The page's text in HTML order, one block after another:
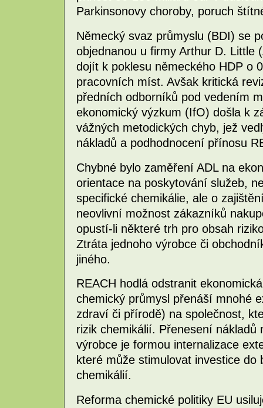
Parkinsonovy choroby, poruch
Německý svaz průmyslu (BDI) se
objednanou u firmy Arthur D. Little
dojít k poklesu německého HDP o
pracovních míst. Avšak kritická
předních odborníků pod vedením
ekonomický výzkum (IfO) došla k
vážných metodických chyb, jež
nákladů a podhodnocení přínosu
Chybné bylo zaměření ADL na
orientace na poskytování služeb,
specifické chemikálie, ale o
neovlivní možnost zákazníků
opustí-li některé trh pro obsah
Ztráta jednoho výrobce či
jiného.
REACH hodlá odstranit
chemický průmysl přenáší mnohé
zdraví či přírodě) na společnost,
rizik chemikálií. Přenesení
výrobce je formou internalizace
které může stimulovat investice
chemikálií.
Reforma chemické politiky EU